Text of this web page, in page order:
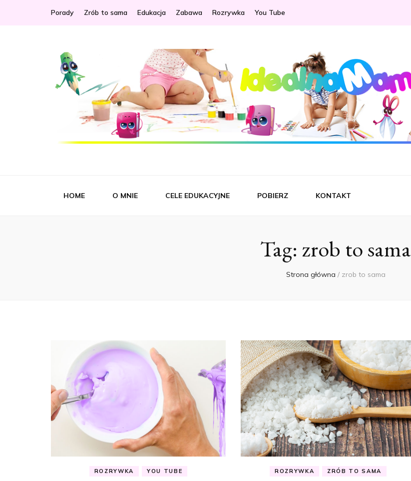
Porady Zrób to sama Edukacja Zabawa Rozrywka You Tube
HOME O MNIE CELE EDUKACYJNE POBIERZ KONTAKT
Tag: zrob to sama
Strona główna / zrob to sama
ROZRYWKA YOU TUBE ROZRYWKA ZRÓB TO SAMA